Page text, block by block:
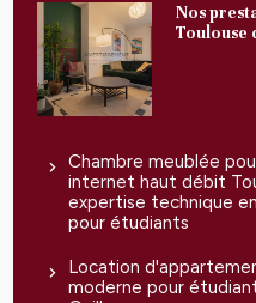
Nos
Toulouse
Chambre meublée
internet haut débit
expertise technique
pour étudiants
Location
moderne pour